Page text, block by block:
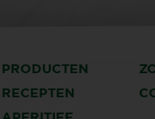
PRODUCTEN
RECEPTEN